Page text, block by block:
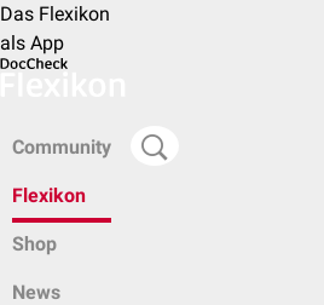
Das Flexikon
als App
Community
Flexikon
Shop
News